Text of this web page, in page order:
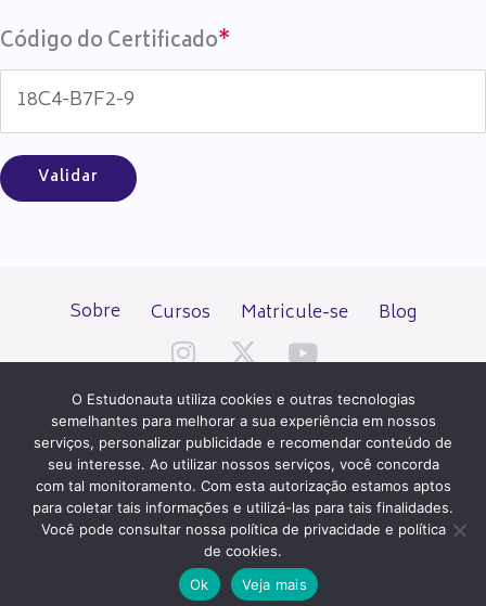
Código do Certificado*
Sobre Cursos Matricule-se Blog
Todos os direitos reservados desde 2000.
PATROCÍNIO E HOSPEDAGEM
O Estudonauta utiliza cookies e outras tecnologias
semelhantes para melhorar a sua experiência em nossos
serviços, personalizar publicidade e recomendar conteúdo de
seu interesse. Ao utilizar nossos serviços, você concorda
com tal monitoramento. Com esta autorização estamos aptos
para coletar tais informações e utilizá-las para tais finalidades.
Você pode consultar nossa política de privacidade e política
de cookies.
Ok
Veja mais